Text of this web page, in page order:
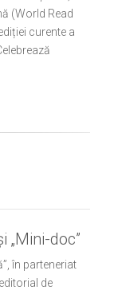
(World Read
curente a
„Mini-doc”
în parteneriat
de